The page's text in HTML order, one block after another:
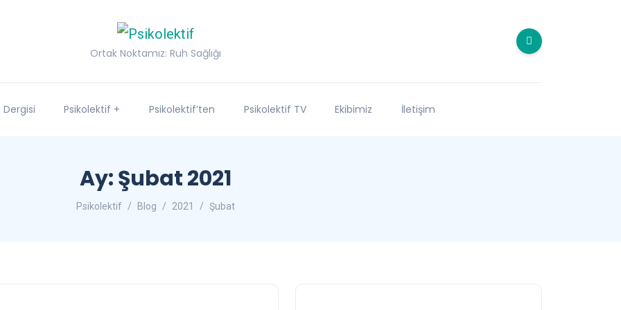
Ortak Noktamız: Ruh Sağlığı
Psikolektif + Psikolektif’ten Psikolektif TV Ekibimiz İletişim
Ay:Şubat 2021
Psikolektif Blog 2021 Şubat